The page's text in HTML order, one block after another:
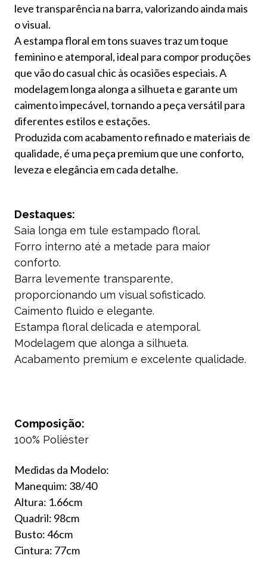
leve transparência na barra, valorizando ainda mais
o visual.
A estampa floral em tons suaves traz um toque
feminino e atemporal, ideal para compor produções
que vão do casual chic às ocasiões especiais. A
modelagem longa alonga a silhueta e garante um
caimento impecável, tornando a peça versátil para
diferentes estilos e estações.
Produzida com acabamento refinado e materiais de
qualidade, é uma peça premium que une conforto,
leveza e elegância em cada detalhe.
Destaques:
Saia longa em tule estampado floral.
Forro interno até a metade para maior
conforto.
Barra levemente transparente,
proporcionando um visual sofisticado.
Caimento fluido e elegante.
Estampa floral delicada e atemporal.
Modelagem que alonga a silhueta.
Acabamento premium e excelente qualidade.
Composição:
100% Poliéster
Medidas da Modelo:
Manequim: 38/40
Altura: 1.66cm
Quadril: 98cm
Busto: 46cm
Cintura: 77cm